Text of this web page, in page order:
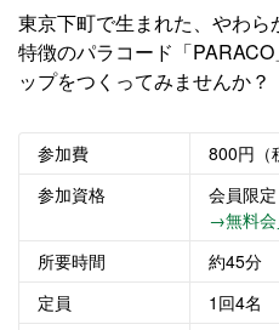
東京下町で生まれた、やわ
特徴のパラコード「
ップをつくってみませんか？
参加費
800円（
参加資格
会員限定
→無料会
所要時間
約45分
定員
1回4名